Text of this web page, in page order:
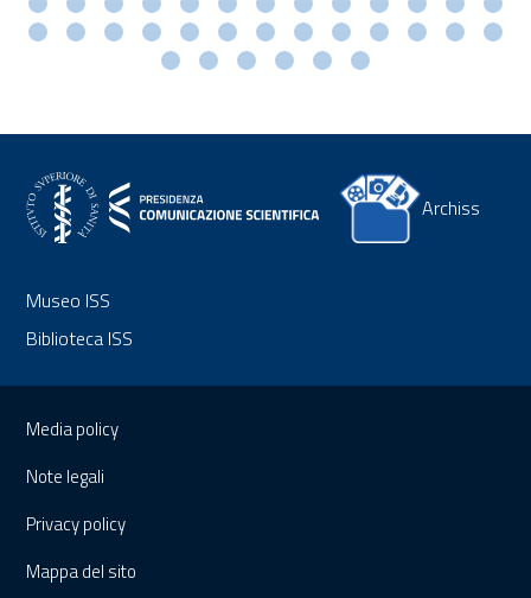
Archiss
Museo ISS
Biblioteca ISS
Media policy
Note legali
Privacy policy
Mappa del sito